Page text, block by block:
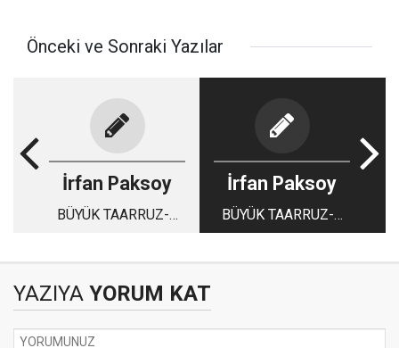
Önceki ve Sonraki Yazılar
İrfan Paksoy
BÜYÜK TAARRUZ-4
İrfan Paksoy
BÜYÜK TAARRUZ-5
(GÖRKLÜ ZAFER:
YAZIYA YORUM KAT